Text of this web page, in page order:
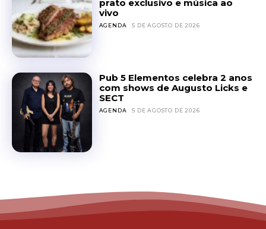
prato exclusivo e música ao
vivo
AGENDA 5 DE AGOSTO DE 2026
Pub 5 Elementos celebra 2 anos
com shows de Augusto Licks e
SECT
AGENDA 5 DE AGOSTO DE 2026